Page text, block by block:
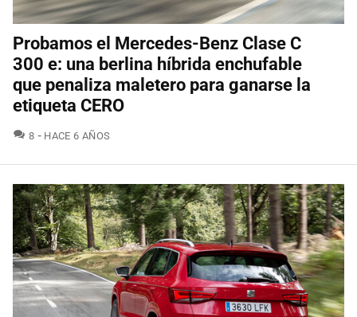
Probamos el Mercedes-Benz Clase C
300 e: una berlina híbrida enchufable
que penaliza maletero para ganarse la
etiqueta CERO
8 COMENTARIOS
HACE 6 AÑOS